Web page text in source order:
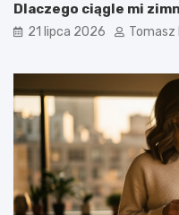
Dlaczego ciągle mi
21 lipca 2026 Tomasz